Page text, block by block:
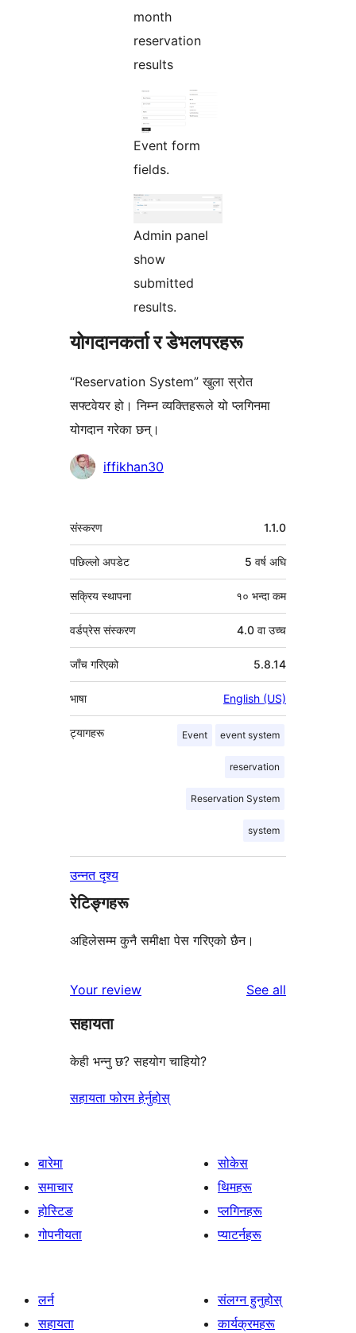
month
reservation
results
Event form
fields.
Admin panel
show
submitted
results.
योगदानकर्ता र डेभलपरहरू
“Reservation System” खुला स्रोत
सफ्टवेयर हो। निम्न व्यक्तिहरूले यो प्लगिनमा
योगदान गरेका छन्।
योगदानकर्ताहरू
iffikhan30
मेटा
संस्करण 1.1.0
पछिल्लो अपडेट 5 वर्ष अघि
सक्रिय स्थापना १० भन्दा कम
वर्डप्रेस संस्करण 4.0 वा उच्च
जाँच गरिएको 5.8.14
भाषा English (US)
ट्यागहरू Event event system
reservation
Reservation System
system
उन्नत दृश्य
रेटिङ्गहरू
अहिलेसम्म कुनै समीक्षा पेस गरिएको छैन।
Your review See all
सहायता
केही भन्नु छ? सहयोग चाहियो?
सहायता फोरम हेर्नुहोस्
बारेमा
समाचार
होस्टिङ
गोपनीयता
सोकेस
थिमहरू
प्लगिनहरू
प्याटर्नहरू
लर्न
सहायता
संलग्न हुनुहोस्
कार्यक्रमहरू